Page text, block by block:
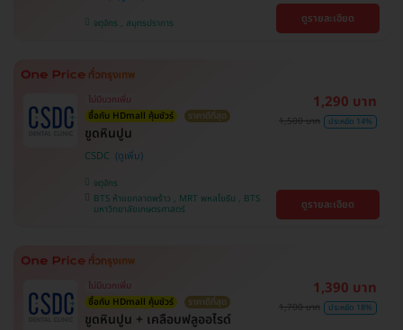
จตุจักร , สมุทรปราการ ดูรายละเอียด
ไม่มีบวกเพิ่ม
ซื้อกับ HDmall คุ้มชัวร์
ราคาดีที่สุด
ขูดหินปูน
CSDC
จตุจักร
BTS ห้าแยกลาดพร้าว , MRT พหลโยธิน , BTS
มหาวิทยาลัยเกษตรศาสตร์
1,290 บาท
1,500 บาท ประหยัด 14%
ดูรายละเอียด
ไม่มีบวกเพิ่ม
ซื้อกับ HDmall คุ้มชัวร์
ราคาดีที่สุด
ขูดหินปูน + เคลือบฟลูออไรด์
1,390 บาท
1,700 บาท ประหยัด 18%